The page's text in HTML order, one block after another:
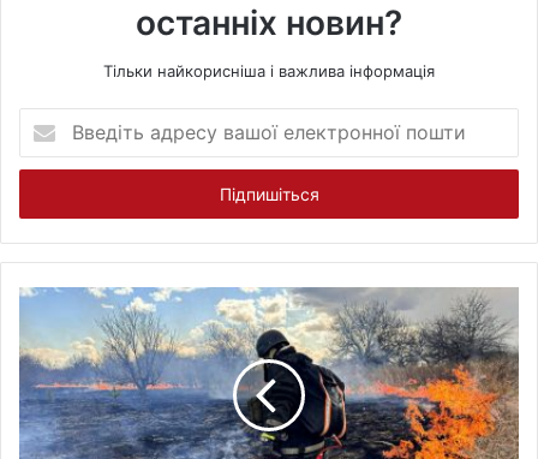
останніх новин?
Тільки найкорисніша і важлива інформація
е
і
т
а
р
с
у
в